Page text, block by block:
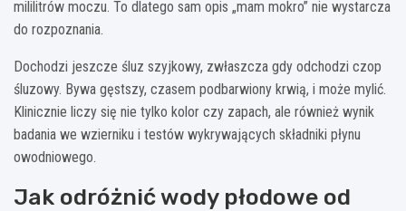
mililitrów moczu. To dlatego sam opis „mam mokro” nie wystarcza
do rozpoznania.
Dochodzi jeszcze śluz szyjkowy, zwłaszcza gdy odchodzi czop
śluzowy. Bywa gęstszy, czasem podbarwiony krwią, i może mylić.
Klinicznie liczy się nie tylko kolor czy zapach, ale również wynik
badania we wzierniku i testów wykrywających składniki płynu
owodniowego.
Jak odróżnić wody płodowe od